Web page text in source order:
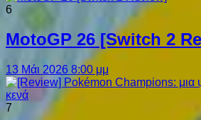
6
MotoGP 26 [Switch 2
13 Μάι 2026 8:00 μμ
7